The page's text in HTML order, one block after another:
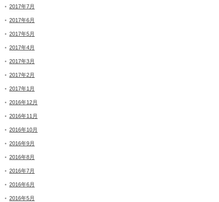
2017年7月
2017年6月
2017年5月
2017年4月
2017年3月
2017年2月
2017年1月
2016年12月
2016年11月
2016年10月
2016年9月
2016年8月
2016年7月
2016年6月
2016年5月